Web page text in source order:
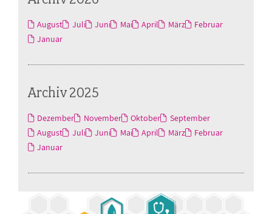
August Juli Juni Mai April März
Februar
Januar
Archiv 2025
Dezember November Oktober
September
August
Juli Juni Mai April März
Februar
Januar